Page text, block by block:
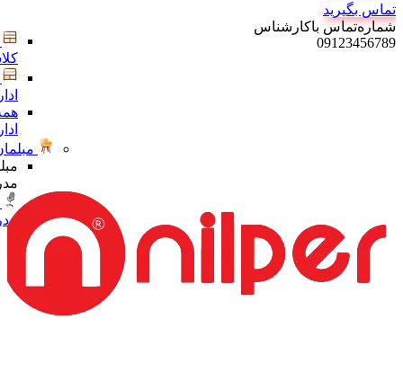
تماس بگیرید
شماره‌تماس‌ با‌کارشناس
09123456789